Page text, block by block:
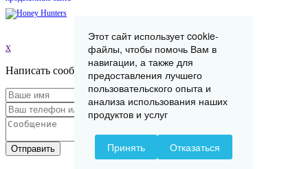
x
Написать сообщение
Отправить
Этот сайт использует cookie-
файлы, чтобы помочь Вам в
навигации, а также для
предоставления лучшего
пользовательского опыта и
анализа использования наших
продуктов и услуг
Принять Отказаться